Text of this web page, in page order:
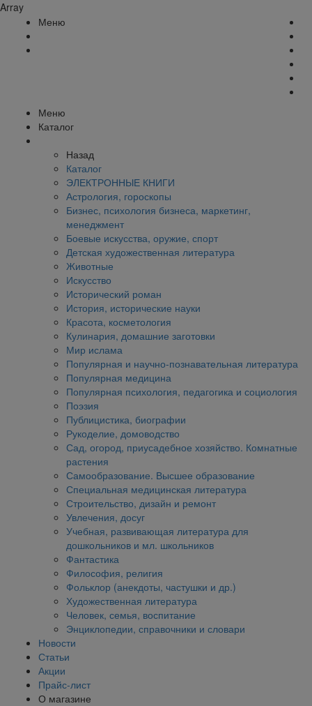
Array
Меню
Меню
Каталог
Назад
Каталог
ЭЛЕКТРОННЫЕ КНИГИ
Астрология, гороскопы
Бизнес, психология бизнеса, маркетинг,
менеджмент
Боевые искусства, оружие, спорт
Детская художественная литература
Животные
Искусство
Исторический роман
История, исторические науки
Красота, косметология
Кулинария, домашние заготовки
Мир ислама
Популярная и научно-познавательная литература
Популярная медицина
Популярная психология, педагогика и социология
Поэзия
Публицистика, биографии
Рукоделие, домоводство
Сад, огород, приусадебное хозяйство. Комнатные
растения
Самообразование. Высшее образование
Специальная медицинская литература
Строительство, дизайн и ремонт
Увлечения, досуг
Учебная, развивающая литература для
дошкольников и мл. школьников
Фантастика
Философия, религия
Фольклор (анекдоты, частушки и др.)
Художественная литература
Человек, семья, воспитание
Энциклопедии, справочники и словари
Новости
Статьи
Акции
Прайс-лист
О магазине